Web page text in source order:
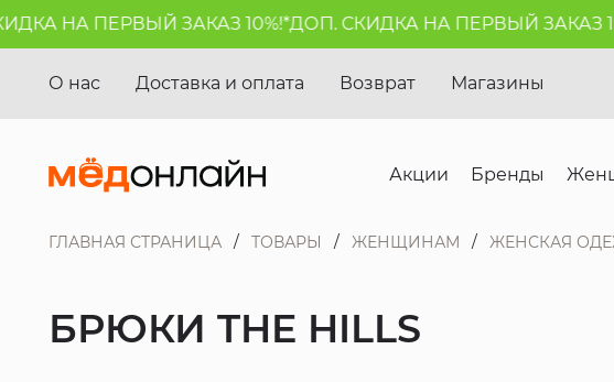
НА ПЕРВЫЙ ЗАКАЗ 10%!*ДОП. СКИДКА НА ПЕРВЫЙ ЗАКАЗ
О нас Доставка и оплата Возврат Магазины
Акции Бренды
ГЛАВНАЯ СТРАНИЦА ТОВАРЫ ЖЕНЩИНАМ ЖЕНСКАЯ
БРЮКИ THE HILLS